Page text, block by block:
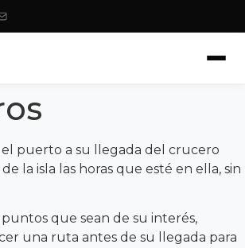
puerto a su llegada del crucero
la isla las horas que esté en ella, sin
que sean de su interés,
una ruta antes de su llegada para